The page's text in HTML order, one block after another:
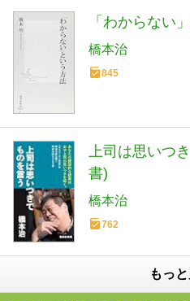
「わからない
橋本治
845
上司は思いつ
書)
橋本治
762
もっ